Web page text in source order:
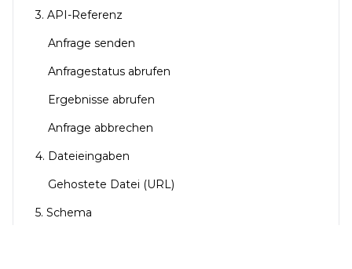
3. API-Referenz
Anfrage senden
Anfragestatus abrufen
Ergebnisse abrufen
Anfrage abbrechen
4. Dateieingaben
Gehostete Datei (URL)
5. Schema